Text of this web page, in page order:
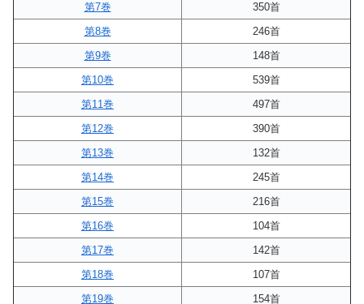
第7巻
350首
第8巻
246首
第9巻
148首
第10巻
539首
第11巻
497首
第12巻
390首
第13巻
132首
第14巻
245首
第15巻
216首
第16巻
104首
第17巻
142首
第18巻
107首
第19巻
154首